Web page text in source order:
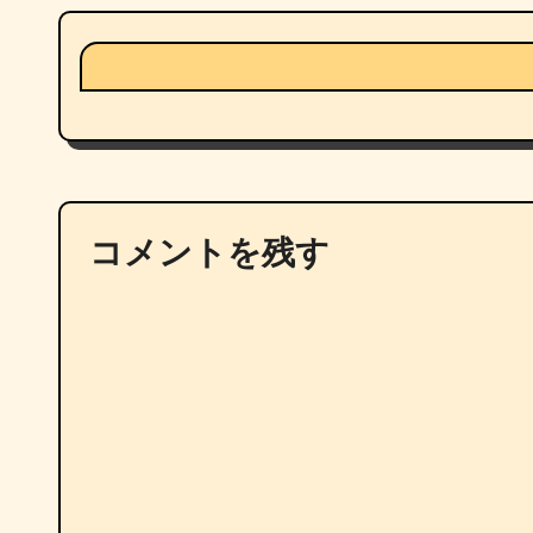
コメントを残す